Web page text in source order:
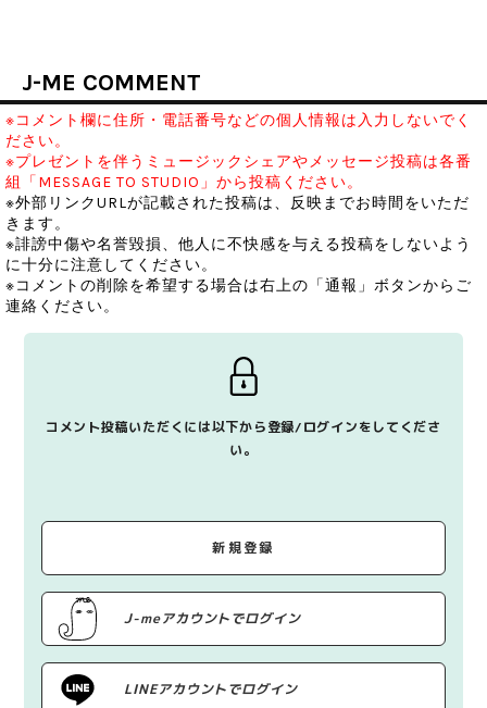
J-ME COMMENT
※コメント欄に住所・電話番号などの個人情報は入力しないでく
ださい。
※プレゼントを伴うミュージックシェアやメッセージ投稿は各番
組「MESSAGE TO STUDIO」から投稿ください。
※外部リンクURLが記載された投稿は、反映までお時間をいただ
きます。
※誹謗中傷や名誉毀損、他人に不快感を与える投稿をしないよう
に十分に注意してください。
※コメントの削除を希望する場合は右上の「通報」ボタンからご
連絡ください。
コメント投稿いただくには以下から登録/ログインをしてくださ
い。
新規登録
J-meアカウントでログイン
LINEアカウントでログイン